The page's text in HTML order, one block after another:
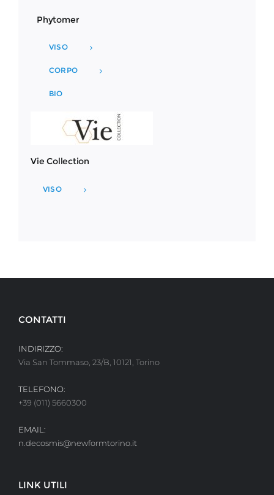
Phytomer
VISO
CORPO
BIO
Vie Collection
VISO
CONTATTI
INDIRIZZO:
Via San Tommaso, 23/B, 10121, Torino
TELEFONO:
+39 (011) 5660300
EMAIL:
n.decosmis@newformtorino.it
LINK UTILI